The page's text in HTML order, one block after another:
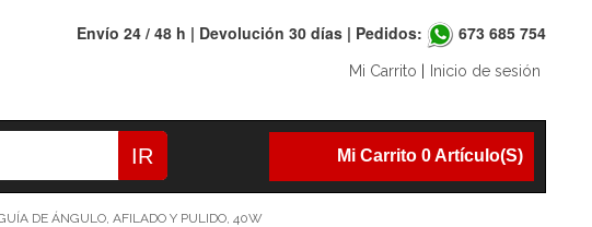
Envío 24 / 48 h | Devolución 30 días | Pedidos: 673 685 754
Mi Carrito Inicio de sesión
Mi Carrito 0 Artículo(s)
IR
DE ÁNGULO, AFILADO Y PULIDO, 40W